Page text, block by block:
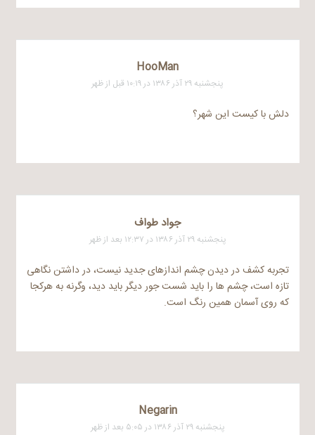
HooMan
پنجشنبه ۲۹ آذر ۱۳۸۶ در ۱۰:۱۹ قبل از ظهر
دلش با کیست این شهر؟
جواد طواف
پنجشنبه ۲۹ آذر ۱۳۸۶ در ۱۲:۳۷ بعد از ظهر
تجربه کشف در دیدن چشم اندازهای جدید نیست، در داشتن نگاهی
تازه است، چشم ها را باید شست جور دیگر باید دید، وگرنه به هرکجا
که روی آسمان همین رنگ است.
Negarin
پنجشنبه ۲۹ آذر ۱۳۸۶ در ۵:۰۵ بعد از ظهر